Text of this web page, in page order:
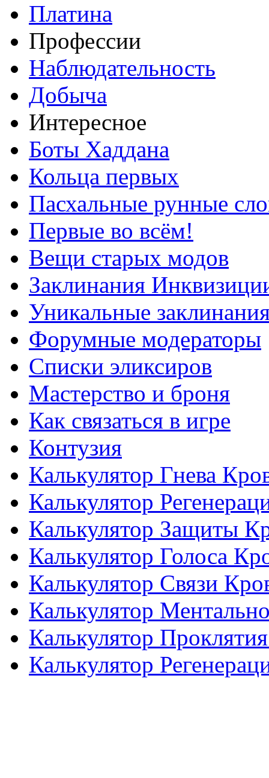
Платина
Профессии
Наблюдательность
Добыча
Интересное
Боты Хаддана
Кольца первых
Пасхальные рунные
Первые во всём!
Вещи старых модов
Заклинания
Уникальные
Форумные модераторы
Списки эликсиров
Мастерство и броня
Как связаться в игре
Контузия
Калькулятор Гнева
Калькулятор
Калькулятор Защиты
Калькулятор Голоса
Калькулятор Связи
Калькулятор
Калькулятор
Калькулятор